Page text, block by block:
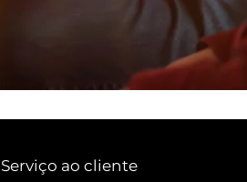
Serviço ao cliente